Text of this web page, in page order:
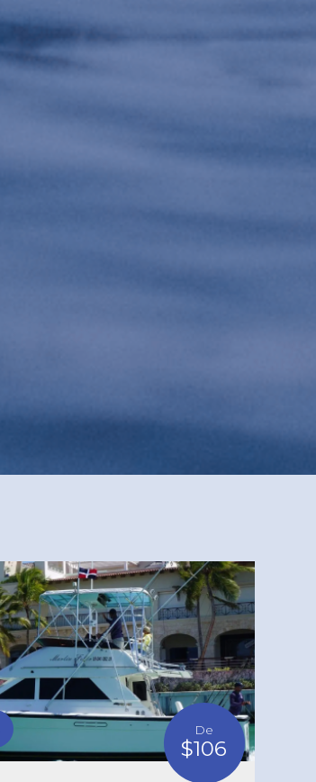
De
$106